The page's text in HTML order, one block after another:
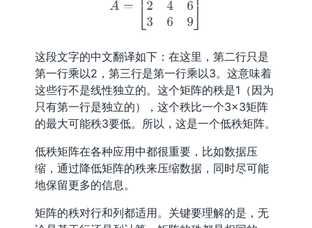
这段文字的中文翻译如下：在这里，第二行只是
第一行乘以2，第三行是第一行乘以3。这意味着
这些行不是线性独立的。这个矩阵的秩是1（因为
只有第一行是独立的），这个秩比一个3×3矩阵
的最大可能秩3要低。所以，这是一个低秩矩阵。
低秩矩阵在各种应用中都很重要，比如数据压
缩，通过降低矩阵的秩来压缩数据，同时尽可能
地保留更多的信息。
矩阵的秩对行和列都适用。关键要理解的是，无